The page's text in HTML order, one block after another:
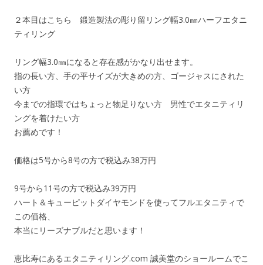
２本目はこちら 鍛造製法の彫り留リング幅3.0㎜ハーフエタニ
ティリング
リング幅3.0㎜になると存在感がかなり出せます。
指の長い方、手の平サイズが大きめの方、ゴージャスにされた
い方
今までの指環ではちょっと物足りない方 男性でエタニティリ
ングを着けたい方
お薦めです！
価格は5号から8号の方で税込み38万円
9号から11号の方で税込み39万円
ハート＆キューピットダイヤモンドを使ってフルエタニティで
この価格、
本当にリーズナブルだと思います！
恵比寿にあるエタニティリング.com 誠美堂のショールームでこ